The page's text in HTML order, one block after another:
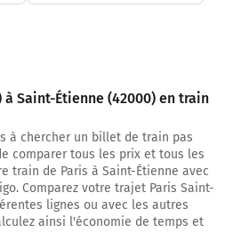
à Saint-Étienne (42000) en train
à chercher un billet de train pas
comparer tous les prix et tous les
train de Paris à Saint-Étienne avec
Comparez votre trajet Paris Saint-
lignes ou avec les autres
ainsi l'économie de temps et